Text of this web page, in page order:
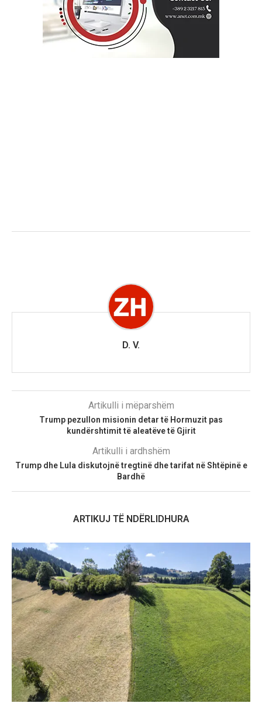
D. V.
Artikulli i mëparshëm
Trump pezullon misionin detar të Hormuzit pas
kundërshtimit të aleatëve të Gjirit
Artikulli i ardhshëm
Trump dhe Lula diskutojnë tregtinë dhe tarifat në Shtëpinë e
Bardhë
ARTIKUJ TË NDËRLIDHURA